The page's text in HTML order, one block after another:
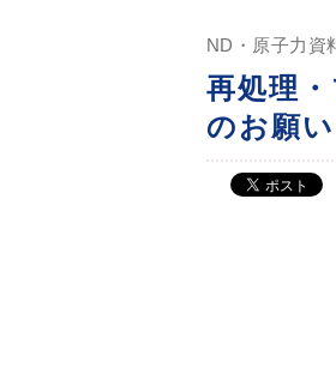
ND・原子力資
再処理
のお願い